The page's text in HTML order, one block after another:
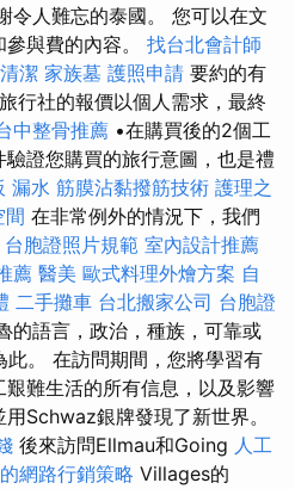
令人難忘的泰國。 您可以在文
與費的內容。 找台北會計師
清潔 家族墓 護照申請 要約的有
行社的報價以個人需求，最終
中整骨推薦 •在購買後的2個工
證您購買的旅行意圖，也是禮
漏水 筋膜沾黏撥筋技術 護理之
間 在非常例外的情況下，我們
台胞證照片規範 室內設計推薦
薦 醫美 歐式料理外燴方案 自
二手攤車 台北搬家公司 台胞證
的語言，政治，種族，可靠或
。 在訪問期間，您將學習有
難生活的所有信息，以及影響
Schwaz銀牌發現了新世界。
後來訪問Ellmau和Going 人工
網路行銷策略 Villages的